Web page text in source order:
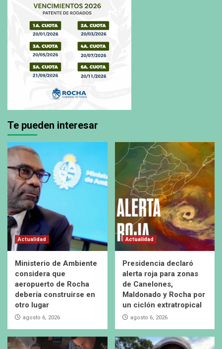
Te pueden interesar
Actualidad
Ministerio de Ambiente
considera que
aeropuerto de Rocha
debería construirse en
otro lugar
agosto 6, 2026
Actualidad
Presidencia declaró
alerta roja para zonas
de Canelones,
Maldonado y Rocha por
un ciclón extratropical
agosto 6, 2026